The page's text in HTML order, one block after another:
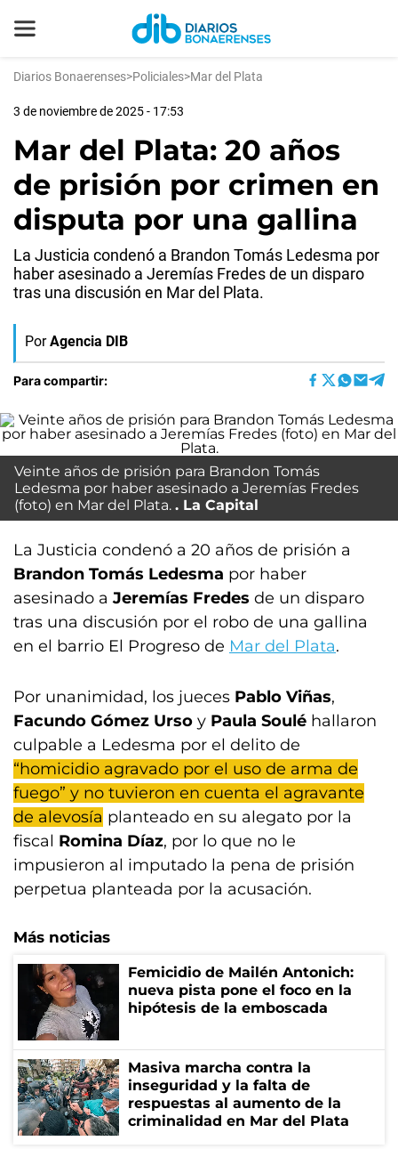
Diarios Bonaerenses>Policiales>Mar del Plata
3 de noviembre de 2025 - 17:53
Mar del Plata: 20 años
de prisión por crimen en
disputa por una gallina
La Justicia condenó a Brandon Tomás Ledesma por
haber asesinado a Jeremías Fredes de un disparo
tras una discusión en Mar del Plata.
Por Agencia DIB
Para compartir:
Veinte años de prisión para Brandon Tomás
Ledesma por haber asesinado a Jeremías Fredes
(foto) en Mar del Plata.
La Capital
La Justicia condenó a 20 años de prisión a
Brandon Tomás Ledesma por haber
asesinado a Jeremías Fredes de un disparo
tras una discusión por el robo de una gallina
en el barrio El Progreso de Mar del Plata.
Por unanimidad, los jueces Pablo Viñas,
Facundo Gómez Urso y Paula Soulé hallaron
culpable a Ledesma por el delito de
“homicidio agravado por el uso de arma de
fuego” y no tuvieron en cuenta el agravante
de alevosía planteado en su alegato por la
fiscal Romina Díaz, por lo que no le
impusieron al imputado la pena de prisión
perpetua planteada por la acusación.
Más noticias
Femicidio de Mailén Antonich:
nueva pista pone el foco en la
hipótesis de la emboscada
Masiva marcha contra la
inseguridad y la falta de
respuestas al aumento de la
criminalidad en Mar del Plata